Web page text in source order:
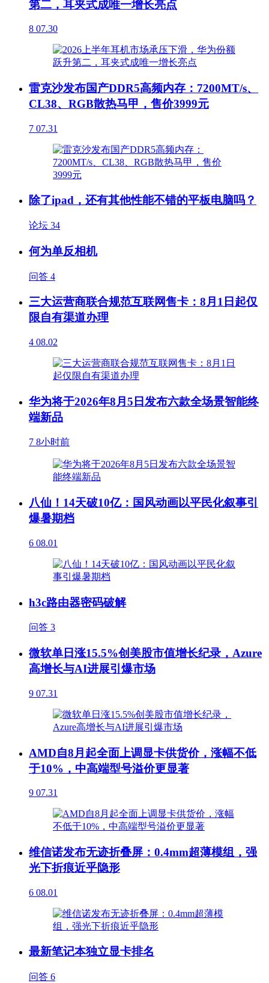
第二，耳夹式成唯一增长亮点
8 07.30
雷克沙发布国产DDR5高频内存：7200MT/s、
CL38、RGB散热马甲，售价3999元
7 07.31
除了ipad，还有其他性能不错的平板电脑吗？
论坛 34
何为单反相机
问答 4
三大运营商联合规范互联网售卡：8月1日起仅
限自有渠道办理
4 08.02
华为将于2026年8月5日发布六款全场景智能终
端新品
7 8小时前
八仙！14天破10亿：国风动画以平民化叙事引
爆暑期档
6 08.01
h3c路由器密码破解
问答 3
微软单日涨15.5%创美股市值增长纪录，Azure
高增长与AI进展引爆市场
9 07.31
AMD自8月起全面上调显卡供货价，涨幅不低
于10%，中高端型号溢价更显著
9 07.31
维信诺发布无迹折叠屏：0.4mm超薄模组，强
光下折痕近乎隐形
6 08.01
最新笔记本独立显卡排名
问答 6